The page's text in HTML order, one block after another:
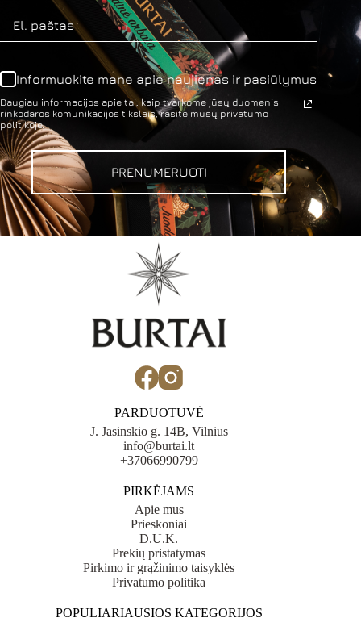
Informuokite mane apie naujienas ir pasiūlymus
Daugiau informacijos apie tai, kaip tvarkome jūsų duomenis
rinkodaros komunikacijos tikslais, rasite mūsų privatumo
politikoje.
PRENUMERUOTI
PARDUOTUVĖ
J. Jasinskio g. 14B, Vilnius
info@burtai.lt
+37066990799
PIRKĖJAMS
Apie mus
Prieskoniai
D.U.K.
Prekių pristatymas
Pirkimo ir grąžinimo taisyklės
Privatumo politika
POPULIARIAUSIOS KATEGORIJOS